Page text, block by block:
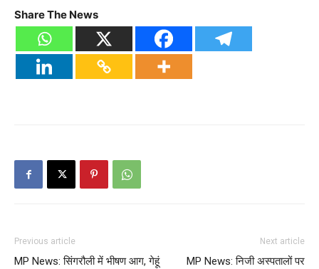
Share The News
Previous article
MP News: सिंगरौली में भीषण आग, गेहूं
Next article
MP News: निजी अस्पतालों पर